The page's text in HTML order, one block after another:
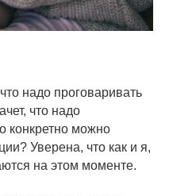
надо проговаривать
что надо
конкретно можно
Уверена, что как и я,
на этом моменте.